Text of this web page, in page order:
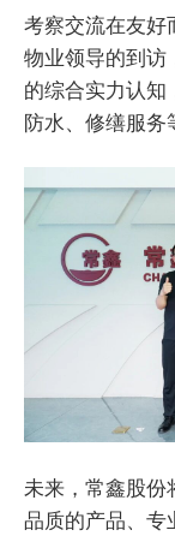
考察交流在友好
物业领导的到访
的综合实力认
防水、修缮服务
未来，常鑫股份
品质的产品、专